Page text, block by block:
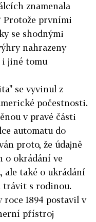
znamenala
Protože prvními
se shodnými
nahrazeny
i jiné tomu
se vyvinul z
počestnosti.
v pravé části
automatu do
proto, že údajně
o okrádání ve
ale také o ukrádání
trávit s rodinou.
roce 1894 postavil v
přístroj